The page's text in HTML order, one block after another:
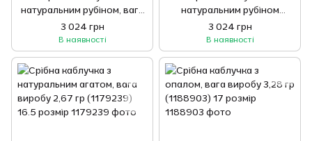
натуральним рубіном, вага
виробу 3 гр (1087992) 17.5
розмір
3 024 грн
В наявності
натуральним рубіном
1.405ct, вага виробу 3,76 гр
(1087992) 17 розмір
3 024 грн
В наявності